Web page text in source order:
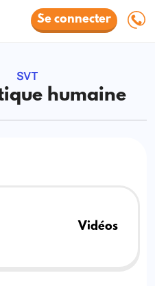
Se connecter
SVT
humaine
Vidéos